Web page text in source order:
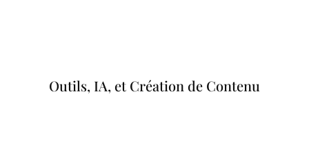
Outils, IA, et Création de Contenu